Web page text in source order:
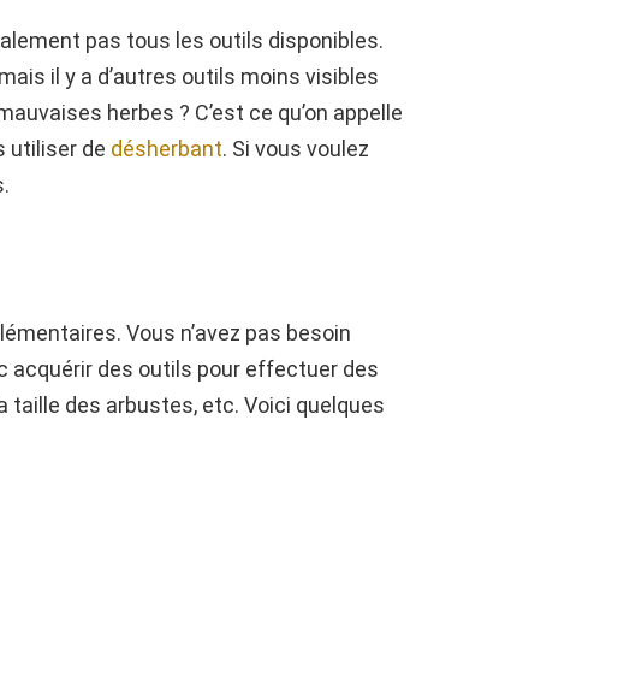
pas tous les outils disponibles.
il y a d’autres outils moins visibles
herbes ? C’est ce qu’on appelle
utiliser de désherbant. Si vous voulez
Vous n’avez pas besoin
acquérir des outils pour effectuer des
taille des arbustes, etc. Voici quelques